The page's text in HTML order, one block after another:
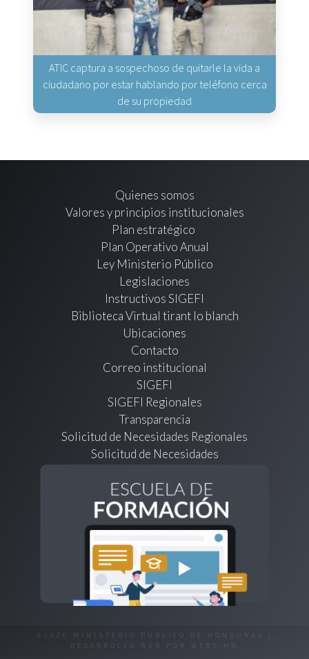
ATIC captura a sospechoso de quitarle la vida a
ciudadano por estar hablando por teléfono cerca
de su propiedad
Quienes somos
Valores y principios institucionales
Plan estratégico
Plan Operativo Anual
Ley Ministerio Público
Legislaciones
Instructivos SIGEFI
Biblioteca Virtual tirant lo blanch
Ubicaciones
Contacto
Correo institucional
SIGEFI
SIGEFI Regionales
Transparencia
Solicitud de Necesidades Regionales
Solicitud de Necesidades
©2026 MINISTERIO PÚBLICO DE HONDURAS |
DESARROLLO WEB POR
WEBS.HN